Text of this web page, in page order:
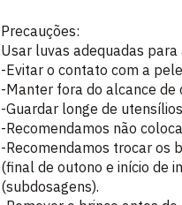
Precauções:
Usar luvas adequadas
-Evitar o contato com a
-Manter fora do alcance de
-Guardar longe de
-Recomendamos não
-Recomendamos trocar os
(final de outono e início de
(subdosagens).